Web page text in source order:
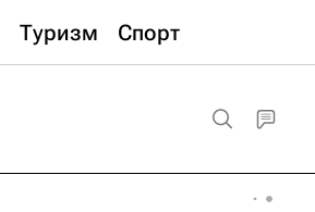
Туризм Спорт